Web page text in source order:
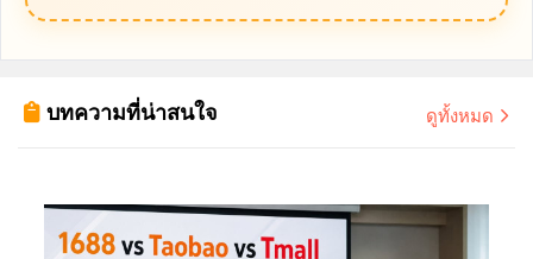
บทความที่น่าสนใจ ดูทั้งหมด